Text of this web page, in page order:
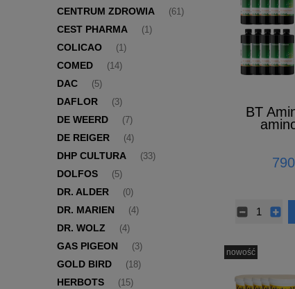
CENTRUM ZDROWIA (61)
CEST PHARMA (1)
COLICAO (1)
COMED (14)
DAC (5)
DAFLOR (3)
DE WEERD (7)
DE REIGER (4)
DHP CULTURA (33)
DOLFOS (5)
DR. ALDER (0)
DR. MARIEN (4)
DR. WOLZ (4)
GAS PIGEON (3)
GOLD BIRD (18)
HERBOTS (15)
BT
nowość